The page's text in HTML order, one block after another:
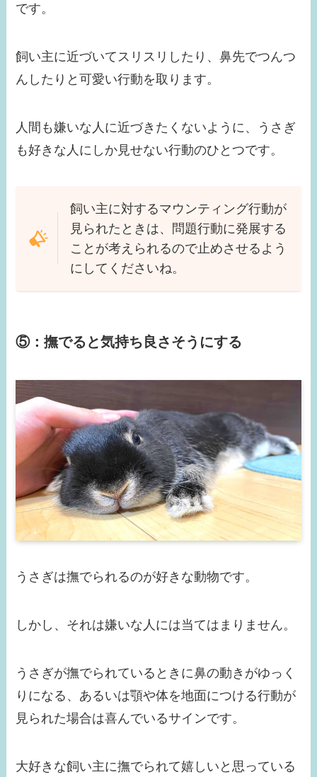
です。
飼い主に近づいてスリスリしたり、鼻先でつんつ
んしたりと可愛い行動を取ります。
人間も嫌いな人に近づきたくないように、うさぎ
も好きな人にしか見せない行動のひとつです。
飼い主に対するマウンティング行動が
見られたときは、問題行動に発展する
ことが考えられるので止めさせるよう
にしてくださいね。
⑤：撫でると気持ち良さそうにする
うさぎは撫でられるのが好きな動物です。
しかし、それは嫌いな人には当てはまりません。
うさぎが撫でられているときに鼻の動きがゆっく
りになる、あるいは顎や体を地面につける行動が
見られた場合は喜んでいるサインです。
大好きな飼い主に撫でられて嬉しいと思っている